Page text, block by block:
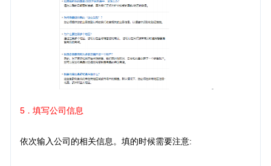
5 ． 填写公司信息
依次输入公司的相关信息。填的时候需要注意: